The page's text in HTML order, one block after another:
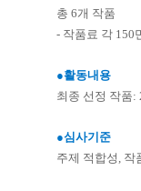
총 6개 작품
- 작품료 각 150
●활동내용
최종 선정 작품:
●심사기준
주제 적합성, 작